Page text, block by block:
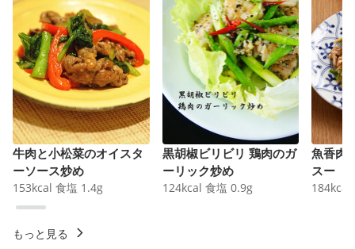
牛肉と小松菜のオイスタ
ーソース炒め
153kcal 食塩 1.4g
黒胡椒ビリビリ 鶏肉のガ
ーリック炒め
124kcal 食塩 0.9g
魚香肉
スー
184kcal
もっと見る